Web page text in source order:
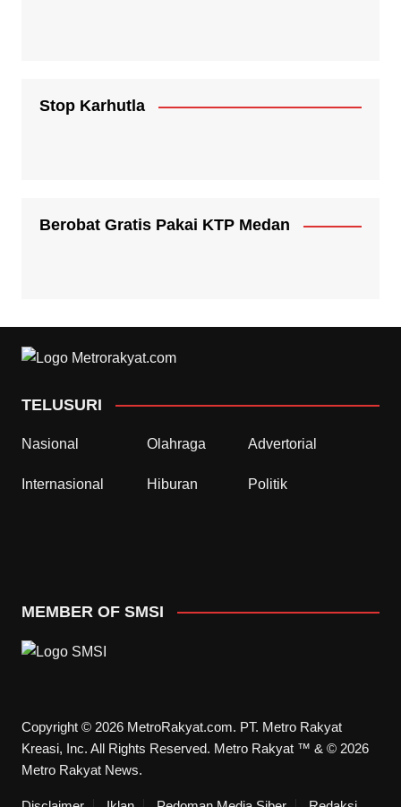
Stop Karhutla
Berobat Gratis Pakai KTP Medan
TELUSURI
Nasional Olahraga Advertorial
Internasional Hiburan Politik
MEMBER OF SMSI
Copyright © 2026 MetroRakyat.com. PT. Metro Rakyat
Kreasi, Inc. All Rights Reserved. Metro Rakyat ™ & © 2026
Metro Rakyat News.